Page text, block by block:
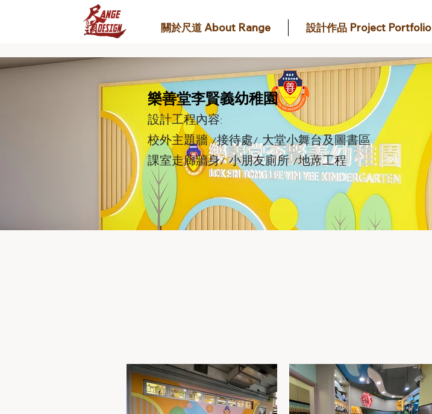
關於尺道 About Range 設計作品 Project Portfolio
樂善堂李賢義幼稚園
設計工程內容:
校外主題牆 /接待處/ 大堂小舞台及圖書區
​課室走廊牆身/ 小朋友廁所 /地蓆工程